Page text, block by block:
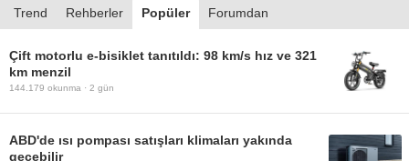
Trend Rehberler Popüler Forumdan
Çift motorlu e-bisiklet tanıtıldı: 98 km/s hız ve 321
km menzil
144.179 okunma · 2 gün
ABD'de ısı pompası satışları klimaları yakında
geçebilir